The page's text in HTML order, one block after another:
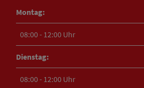
Montag:
08:00 - 12:00 Uhr
Dienstag:
08:00 - 12:00 Uhr